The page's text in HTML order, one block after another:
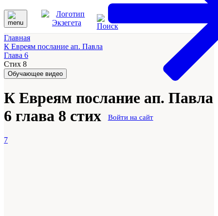
Войти на сайт
Главная
К Евреям послание ап. Павла
Глава 6
Стих 8
Обучающее видео
К Евреям послание ап. Павла
6 глава 8 стих
7